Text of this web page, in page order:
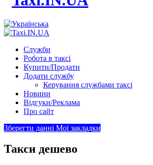
Служби
Робота в таксі
Купити/Продати
Додати службу
Керування службами таксі
Новини
Відгуки/Реклама
Про сайт
Зберегти данні Мої закладки
Такси дешево